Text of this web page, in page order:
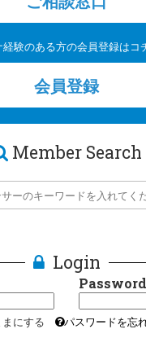
経験のある方の会員登録はコ
会員登録
Member Search
Login
Password
にする パスワードを忘